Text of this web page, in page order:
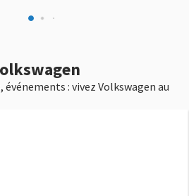
: vivez Volkswagen au